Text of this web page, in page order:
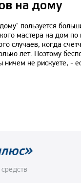
на дому
пользуется
мастера на дом
случаев, когда
лет. Поэтому
ничем не рискуете, -